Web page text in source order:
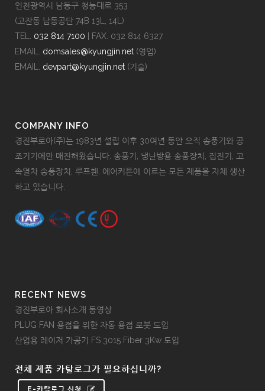
인천광역시 남동구 청능대로 353
(고잔동 남동공단 74B 13L, 14L)
TEL. 032 814 7100 | FAX. 032 814 6327
EMAIL. domsales@kyungjin.net (영업)
EMAIL. devpart@kyungjin.net (기술)
COMPANY INFO
경진부로아(주)는 1983년 설립 이후 30여년 동안 오직 송풍기와 공
조기기에만 매진해왔습니다. 송풍기, 냉난방용 송풍장치, 집진기, 고
속열차 송풍장치, 루프휀, 에어커튼에 이르는 모든 제품을 자체 생산
하고 있습니다.
RECENT NEWS
경진부로아 회사소개 동영상
PLUG FAN 용접을 위한 자동 용접 로봇 도입
산업용 레이저 가공기 FS 3015 Fiber 3Kw 도입
전체 제품 카탈로그가 필요하십니까?